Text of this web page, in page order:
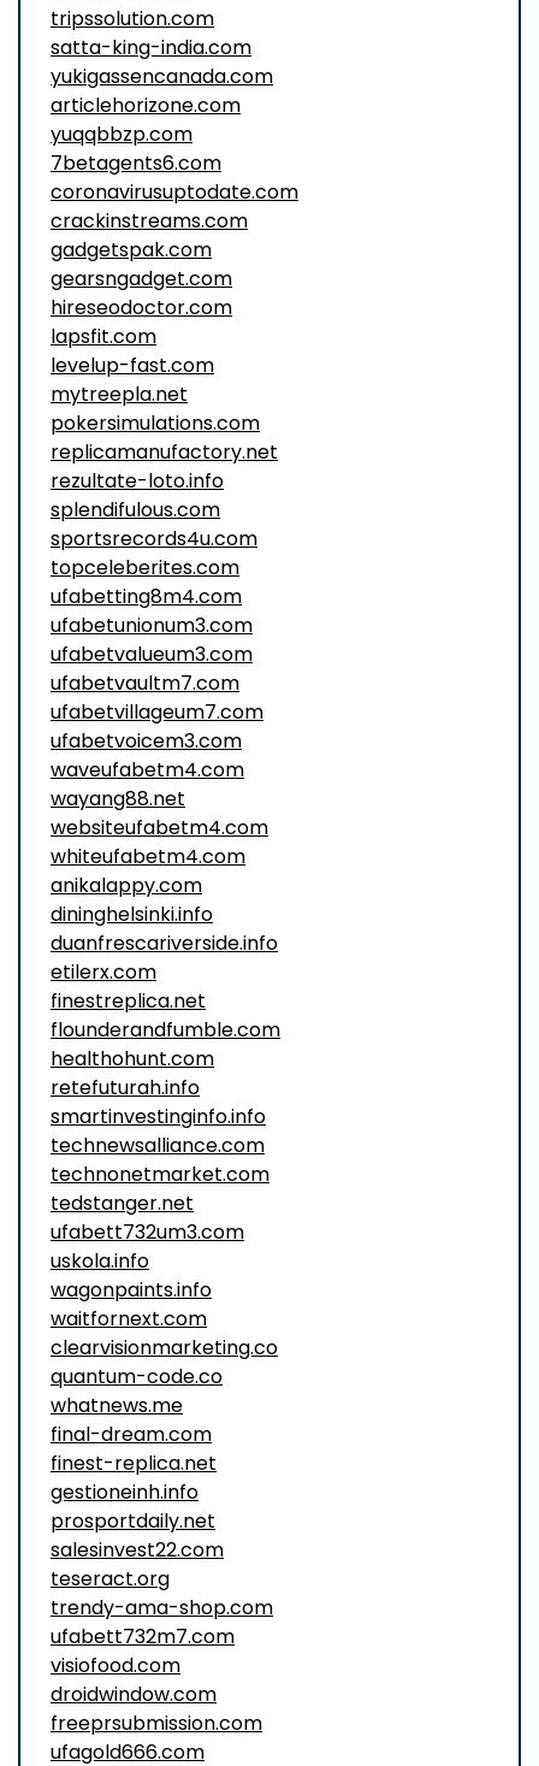
tripssolution.com
satta-king-india.com
yukigassencanada.com
articlehorizone.com
yuqqbbzp.com
7betagents6.com
coronavirusuptodate.com
crackinstreams.com
gadgetspak.com
gearsngadget.com
hireseodoctor.com
lapsfit.com
levelup-fast.com
mytreepla.net
pokersimulations.com
replicamanufactory.net
rezultate-loto.info
splendifulous.com
sportsrecords4u.com
topceleberites.com
ufabetting8m4.com
ufabetunionum3.com
ufabetvalueum3.com
ufabetvaultm7.com
ufabetvillageum7.com
ufabetvoicem3.com
waveufabetm4.com
wayang88.net
websiteufabetm4.com
whiteufabetm4.com
anikalappy.com
dininghelsinki.info
duanfrescariverside.info
etilerx.com
finestreplica.net
flounderandfumble.com
healthohunt.com
retefuturah.info
smartinvestinginfo.info
technewsalliance.com
technonetmarket.com
tedstanger.net
ufabett732um3.com
uskola.info
wagonpaints.info
waitfornext.com
clearvisionmarketing.co
quantum-code.co
whatnews.me
final-dream.com
finest-replica.net
gestioneinh.info
prosportdaily.net
salesinvest22.com
teseract.org
trendy-ama-shop.com
ufabett732m7.com
visiofood.com
droidwindow.com
freeprsubmission.com
ufagold666.com